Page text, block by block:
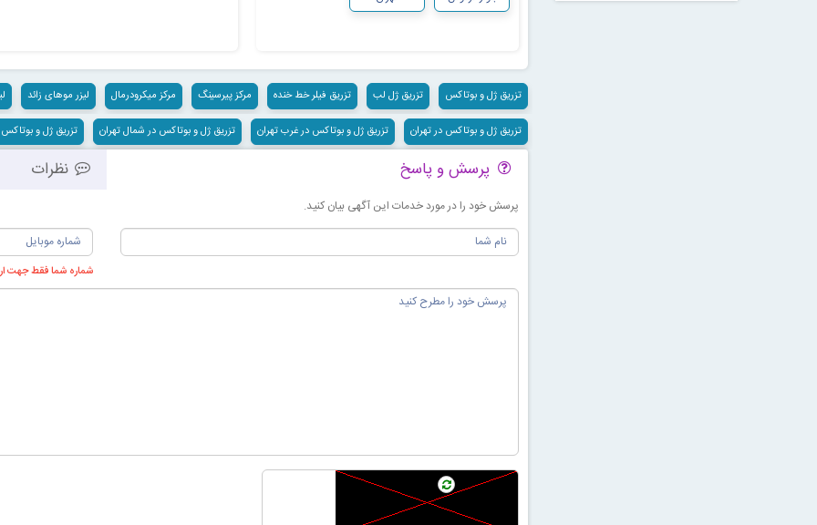
تزریق ژل و بوتاکس تزریق ژل لب تزریق فیلر خط خنده مرکز پیرسینگ مرکز میکرودرمال لیزر موهای زائد
تزریق ژل و بوتاکس در تهران تزریق ژل و بوتاکس در غرب تهران تزریق ژل و بوتاکس در شمال تهران تزریق ژل و
پرسش و پاسخ نظرات
پرسش خود را در مورد خدمات این آگهی بیان کنید.
شماره شما فقط جهت